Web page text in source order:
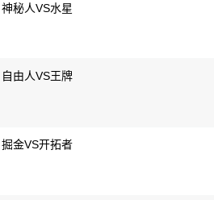
秘人VS水星
由人VS王牌
金VS开拓者